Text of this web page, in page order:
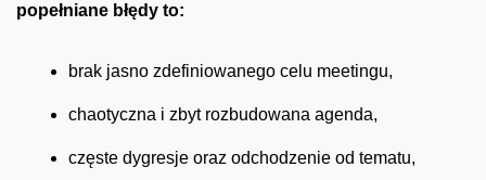
popełniane błędy to:
brak jasno zdefiniowanego celu meetingu,
chaotyczna i zbyt rozbudowana agenda,
częste dygresje oraz odchodzenie od tematu,